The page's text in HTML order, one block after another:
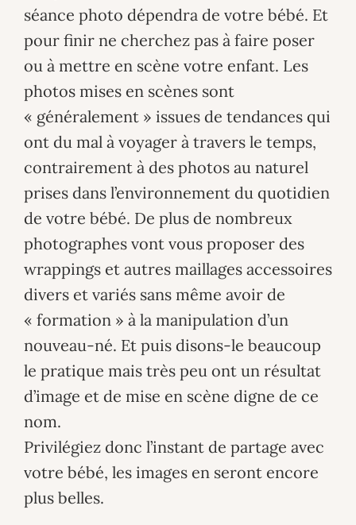
séance photo dépendra de votre bébé. Et
pour finir ne cherchez pas à faire poser
ou à mettre en scène votre enfant. Les
photos mises en scènes sont
« généralement » issues de tendances qui
ont du mal à voyager à travers le temps,
contrairement à des photos au naturel
prises dans l’environnement du quotidien
de votre bébé. De plus de nombreux
photographes vont vous proposer des
wrappings et autres maillages accessoires
divers et variés sans même avoir de
« formation » à la manipulation d’un
nouveau-né. Et puis disons-le beaucoup
le pratique mais très peu ont un résultat
d’image et de mise en scène digne de ce
nom.
Privilégiez donc l’instant de partage avec
votre bébé, les images en seront encore
plus belles.